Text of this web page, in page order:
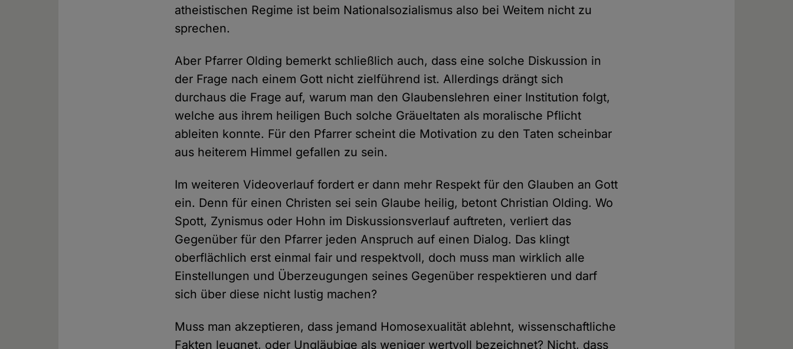
atheistischen Regime ist beim Nationalsozialismus also bei Weitem nicht zu
sprechen.
Aber Pfarrer Olding bemerkt schließlich auch, dass eine solche Diskussion in
der Frage nach einem Gott nicht zielführend ist. Allerdings drängt sich
durchaus die Frage auf, warum man den Glaubenslehren einer Institution folgt,
welche aus ihrem heiligen Buch solche Gräueltaten als moralische Pflicht
ableiten konnte. Für den Pfarrer scheint die Motivation zu den Taten scheinbar
aus heiterem Himmel gefallen zu sein.
Im weiteren Videoverlauf fordert er dann mehr Respekt für den Glauben an Gott
ein. Denn für einen Christen sei sein Glaube heilig, betont Christian Olding. Wo
Spott, Zynismus oder Hohn im Diskussionsverlauf auftreten, verliert das
Gegenüber für den Pfarrer jeden Anspruch auf einen Dialog. Das klingt
oberflächlich erst einmal fair und respektvoll, doch muss man wirklich alle
Einstellungen und Überzeugungen seines Gegenüber respektieren und darf
sich über diese nicht lustig machen?
Muss man akzeptieren, dass jemand Homosexualität ablehnt, wissenschaftliche
Fakten leugnet, oder Ungläubige als weniger wertvoll bezeichnet? Nicht, dass